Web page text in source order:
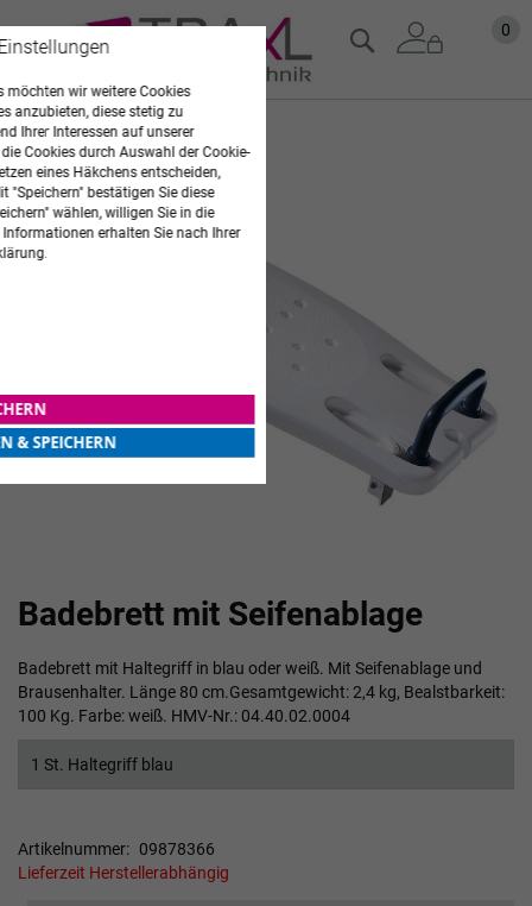
Zum
Inhalt
0
Suche
Badebrett mit Seifenablage
Badebrett mit Haltegriff in blau oder weiß. Mit Seifenablage und
Brausenhalter. Länge 80 cm.Gesamtgewicht: 2,4 kg, Bealstbarkeit:
100 Kg. Farbe: weiß. HMV-Nr.: 04.40.02.0004
1 St. Haltegriff blau
Artikelnummer
09878366
Lieferzeit Herstellerabhängig
Zum
Ende
der
Bildgalerie
springen
Anfang
der
springen
möchten wir weitere Cookies
anzubieten, diese stetig zu
Ihrer Interessen auf unserer
Cookies durch Auswahl der Cookie-
eines Häkchens entscheiden,
"Speichern" bestätigen Sie diese
wählen, willigen Sie in die
erhalten Sie nach Ihrer
& SPEICHERN